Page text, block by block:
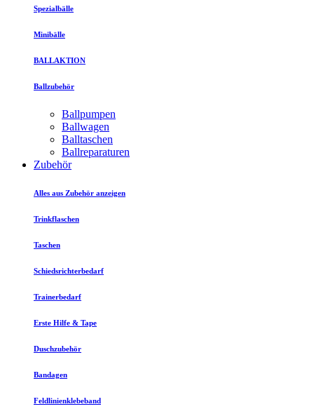
Spezialbälle
Minibälle
BALLAKTION
Ballzubehör
Ballpumpen
Ballwagen
Balltaschen
Ballreparaturen
Zubehör
Alles aus Zubehör anzeigen
Trinkflaschen
Taschen
Schiedsrichterbedarf
Trainerbedarf
Erste Hilfe & Tape
Duschzubehör
Bandagen
Feldlinienklebeband